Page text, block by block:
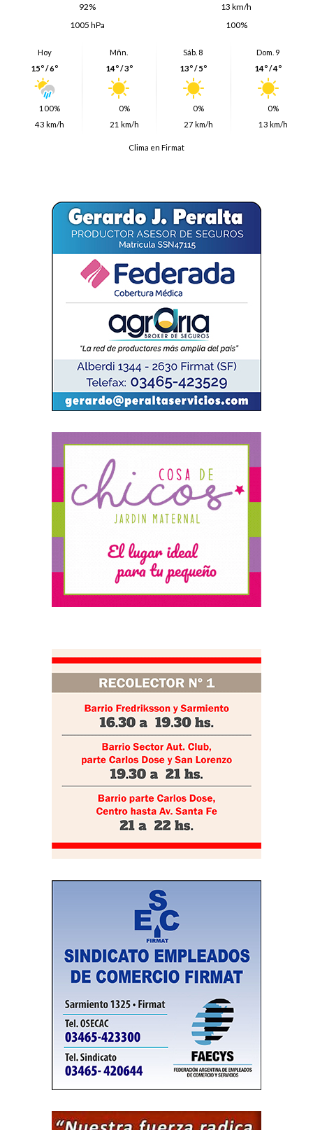
92%
13 km/h
1005 hPa
100%
Hoy
15º / 6º
100%
43 km/h
Mñn.
14º / 3º
0%
21 km/h
Sáb. 8
13º / 5º
0%
27 km/h
Dom. 9
14º / 4º
0%
13 km/h
Clima en Firmat